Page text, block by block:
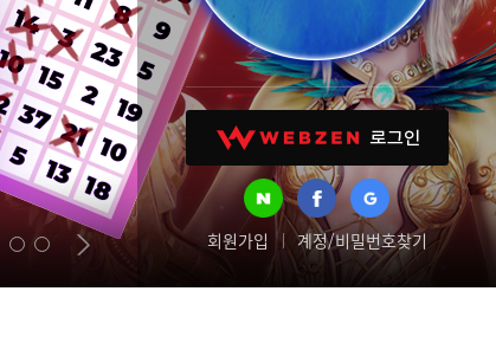
회원가입 계정/비밀번호찾기